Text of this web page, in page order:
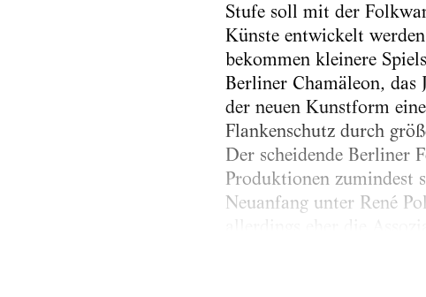
Stufe soll mit der
Künste entwickelt
bekommen kleinere
Berliner Chamäleon, das
der neuen Kunstform
Flankenschutz durch
Der scheidende Berliner
Produktionen zumindest
Neuanfang unter René